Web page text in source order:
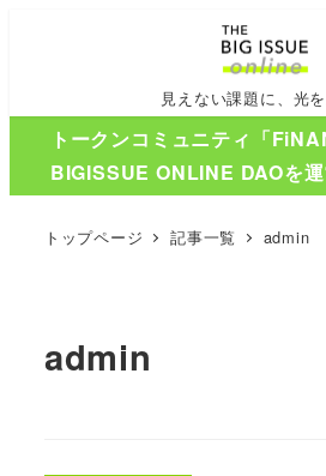
見えない課題に、光
トークンコミュニティ「
BIGISSUE ONLINE DAOを運
トップページ 記事一覧 admin
admin